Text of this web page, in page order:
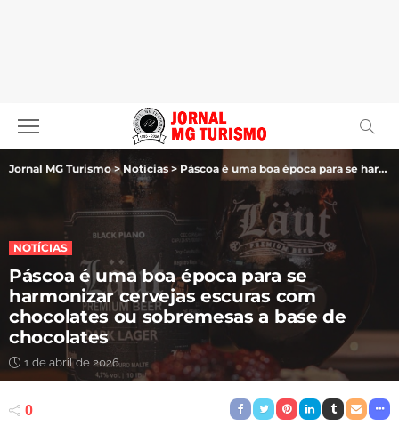
Jornal MG Turismo>Notícias > Páscoa é uma boa época para se harmonizar cervejas escuras com chocolates ou sobremesas a base de chocolates
NOTÍCIAS
Páscoa é uma boa época para se
harmonizar cervejas escuras com
chocolates ou sobremesas a base de
chocolates
1 de abril de 2026
0